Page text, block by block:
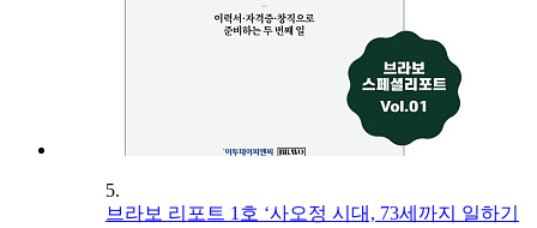
5.
브라보 리포트 1호 ‘사오정 시대, 73세까지 일하기